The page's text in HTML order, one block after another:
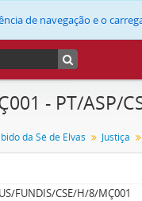
de navegação e o
- PT/ASP/
da Sé de Elvas Justiça
FUNDIS/CSE/H/8/MÇ001